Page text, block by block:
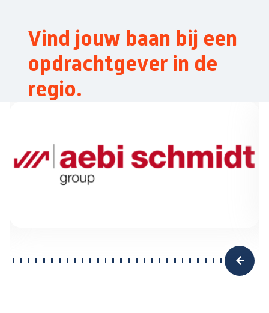
Vind jouw baan bij een
opdrachtgever in de
regio.